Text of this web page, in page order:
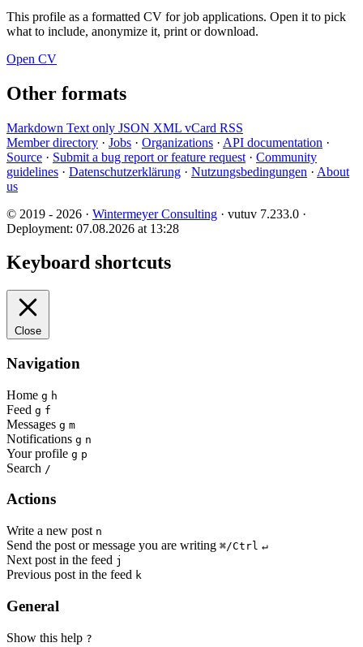
This profile as a formatted CV for job applications. Open it to pick
what to include, anonymize it, print or download.
Open CV
Other formats
Markdown Text only JSON XML vCard RSS
Member directory · Jobs · Organizations · API documentation ·
Source · Submit a bug report or feature request · Community
guidelines · Datenschutzerklärung · Nutzungsbedingungen · About
us
© 2019 - 2026 · Wintermeyer Consulting · vutuv 7.233.0 ·
Deployment: 07.08.2026 at 13:28
Keyboard shortcuts
Close
Navigation
Home g h
Feed g f
Messages g m
Notifications g n
Your profile g p
Search /
Actions
Write a new post n
Send the post or message you are writing ⌘/Ctrl ↵
Next post in the feed j
Previous post in the feed k
General
Show this help ?